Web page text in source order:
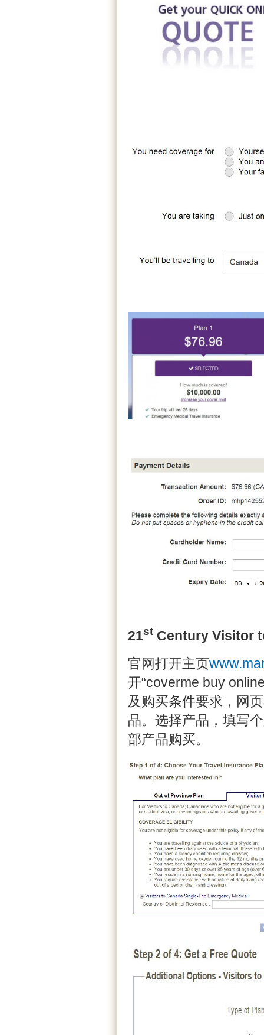
21stCentury Visitor
官网打开主页
开“coverme buy
及购买条件要求，网
品。选择产品，填写
部产品购买。